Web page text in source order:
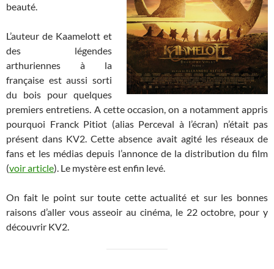
beauté.
L’auteur de Kaamelott et
des légendes
arthuriennes à la
française est aussi sorti
du bois pour quelques
premiers entretiens. A cette occasion, on a notamment appris
pourquoi Franck Pitiot (alias Perceval à l’écran) n’était pas
présent dans KV2. Cette absence avait agité les réseaux de
fans et les médias depuis l’annonce de la distribution du film
(voir article). Le mystère est enfin levé.
On fait le point sur toute cette actualité et sur les bonnes
raisons d’aller vous asseoir au cinéma, le 22 octobre, pour y
découvrir KV2.